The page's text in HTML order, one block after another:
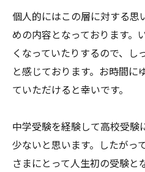
個人的にはこの層に対する
めの内容となっております。
くなっていたりするので、し
と感じております。お時間に
ていただけると幸いです。
中学受験を経験して高校受験
少ないと思います。したがっ
さまにとって人生初の受験と